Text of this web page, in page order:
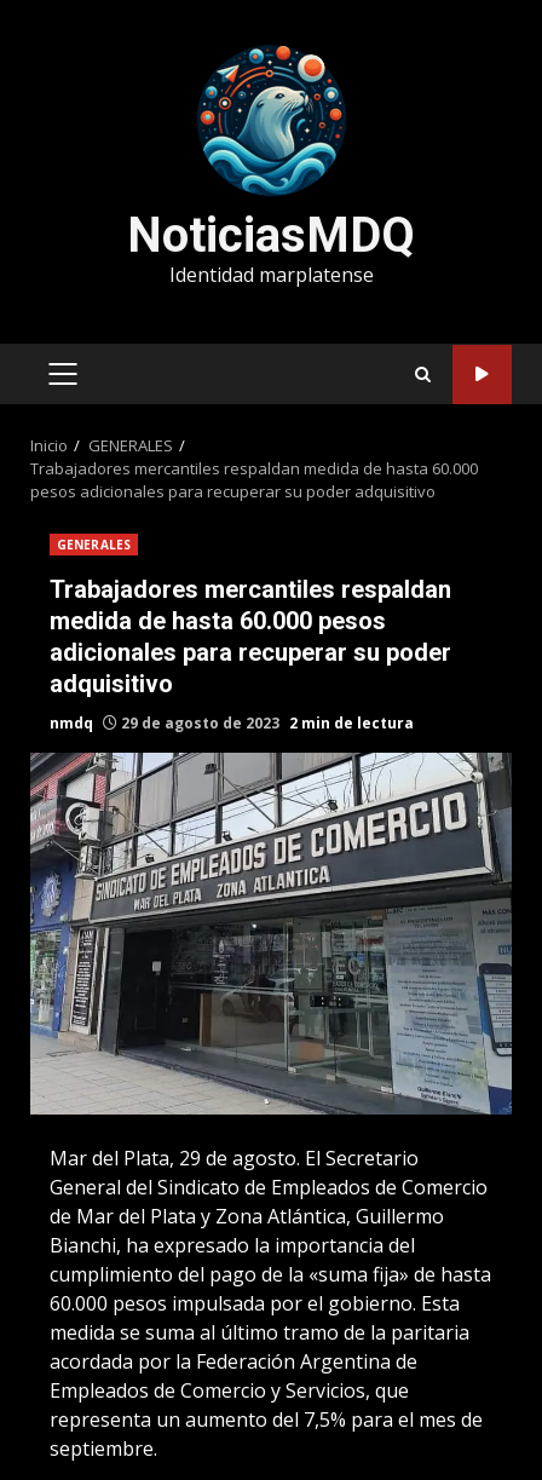
NoticiasMDQ
Identidad marplatense
MENÚ
Inicio
GENERALES
Trabajadores mercantiles respaldan medida de hasta 60.000
pesos adicionales para recuperar su poder adquisitivo
GENERALES
Trabajadores mercantiles respaldan
medida de hasta 60.000 pesos
adicionales para recuperar su poder
adquisitivo
nmdq 29 de agosto de 2023 2 min de lectura
Mar del Plata, 29 de agosto. El Secretario
General del Sindicato de Empleados de Comercio
de Mar del Plata y Zona Atlántica, Guillermo
Bianchi, ha expresado la importancia del
cumplimiento del pago de la «suma fija» de hasta
60.000 pesos impulsada por el gobierno. Esta
medida se suma al último tramo de la paritaria
acordada por la Federación Argentina de
Empleados de Comercio y Servicios, que
representa un aumento del 7,5% para el mes de
septiembre.